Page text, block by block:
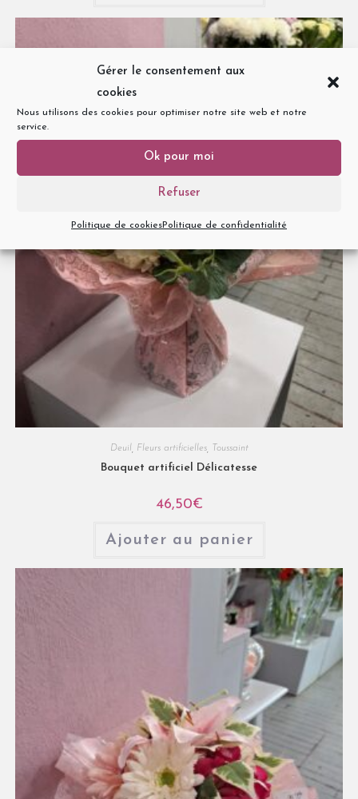
Gérer le consentement aux
cookies
Nous utilisons des cookies pour optimiser notre site web et notre
service.
Ok pour moi
Refuser
Politique de cookiesPolitique de confidentialité
Deuil Fleurs artificielles, Toussaint
Bouquet artificiel Délicatesse
46,50€
Ajouter au panier